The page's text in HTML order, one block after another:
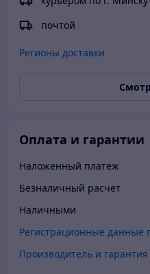
почтой
Регионы доставки
Оплата и гарантии
Наложенный платеж
Безналичный расчет
Наличными
Регистрационные данные
Производитель и гарантия